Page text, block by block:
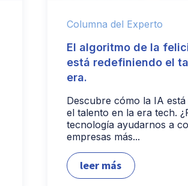
Columna del Experto
El algoritmo de la
está redefiniendo el
era.
Descubre cómo la IA
el talento en la era tech.
tecnología ayudarnos a
empresas más...
leer más